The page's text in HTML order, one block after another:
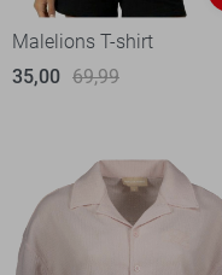
Malelions T-shirt
35,00 69,99